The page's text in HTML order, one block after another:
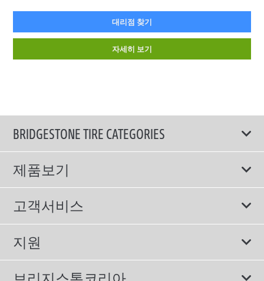
대리점 찾기
자세히 보기
BRIDGESTONE TIRE CATEGORIES
제품보기
모두
스포츠 타이어
컴포트 타이어
친환경 타이어
고객서비스
보증서비스
에너지소비효율등급제도
지원
이용약관